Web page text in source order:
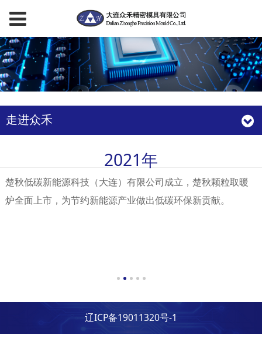
走进众禾
2021年
楚秋低碳新能源科技（大连）有限公司成立，楚秋颗粒取暖
炉全面上市，为节约新能源产业做出低碳环保新贡献。
辽ICP备19011320号-1